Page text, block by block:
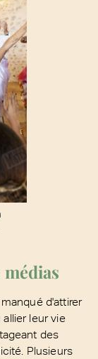
d'attirer
leur vie
des
Plusieurs